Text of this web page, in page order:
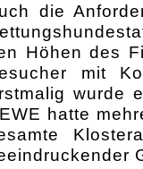
die
Höhen des
mit
wurde
hatte